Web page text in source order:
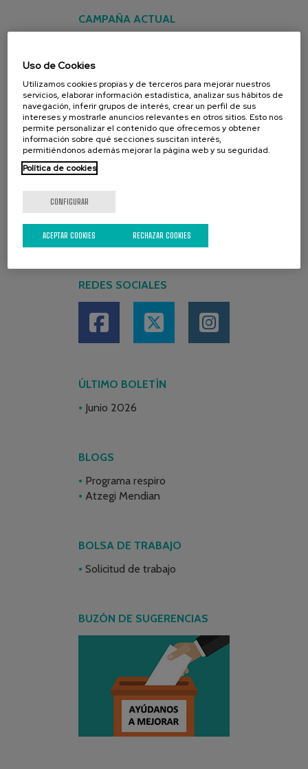
CAMPAÑA ACTUAL
REDES SOCIALES
ÚLTIMO BOLETÍN
Junio 2026
BLOGS
Programa respiro
Atzegi Mendian
BOLSA DE TRABAJO
Solicitud de trabajo
BUZÓN DE SUGERENCIAS
Uso de Cookies
Utilizamos cookies propias y de terceros para mejorar nuestros
servicios, elaborar información estadística, analizar sus hábitos de
navegación, inferir grupos de interés, crear un perfil de sus
intereses y mostrarle anuncios relevantes en otros sitios. Esto nos
permite personalizar el contenido que ofrecemos y obtener
información sobre qué secciones suscitan interés,
permitiéndonos además mejorar la página web y su seguridad.
Política de cookies
CONFIGURAR
RECHAZAR COOKIES
ACEPTAR COOKIES